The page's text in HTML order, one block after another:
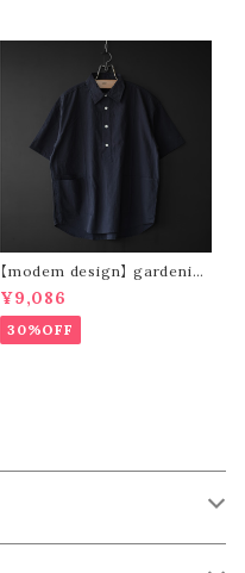
【modem design】 gardenin
g s/s shirt (navy)
¥9,086
30%OFF